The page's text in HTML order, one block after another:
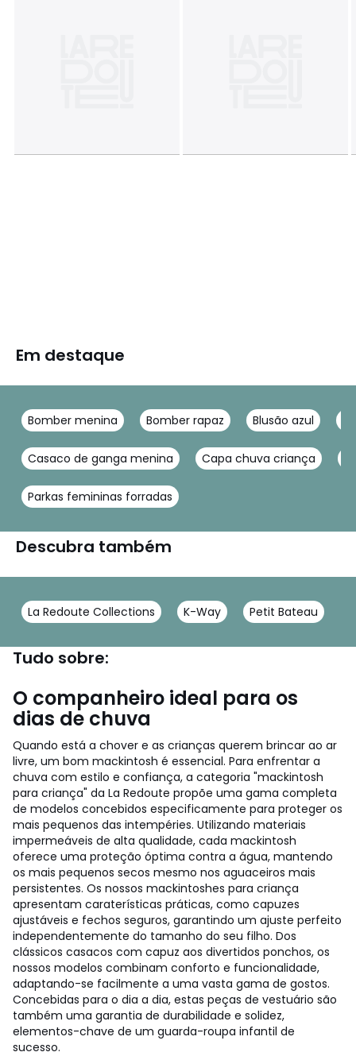
Em destaque
Bomber menina Bomber rapaz Blusão azul
Casaco de ganga menina Capa chuva criança
Parkas femininas forradas
Descubra também
La Redoute Collections K-Way Petit Bateau
Tudo sobre:
O companheiro ideal para os
dias de chuva
Quando está a chover e as crianças querem brincar ao ar
livre, um bom mackintosh é essencial. Para enfrentar a
chuva com estilo e confiança, a categoria "mackintosh
para criança" da La Redoute propõe uma gama completa
de modelos concebidos especificamente para proteger os
mais pequenos das intempéries. Utilizando materiais
impermeáveis de alta qualidade, cada mackintosh
oferece uma proteção óptima contra a água, mantendo
os mais pequenos secos mesmo nos aguaceiros mais
persistentes. Os nossos mackintoshes para criança
apresentam caraterísticas práticas, como capuzes
ajustáveis e fechos seguros, garantindo um ajuste perfeito
independentemente do tamanho do seu filho. Dos
clássicos casacos com capuz aos divertidos ponchos, os
nossos modelos combinam conforto e funcionalidade,
adaptando-se facilmente a uma vasta gama de gostos.
Concebidas para o dia a dia, estas peças de vestuário são
também uma garantia de durabilidade e solidez,
elementos-chave de um guarda-roupa infantil de
sucesso.